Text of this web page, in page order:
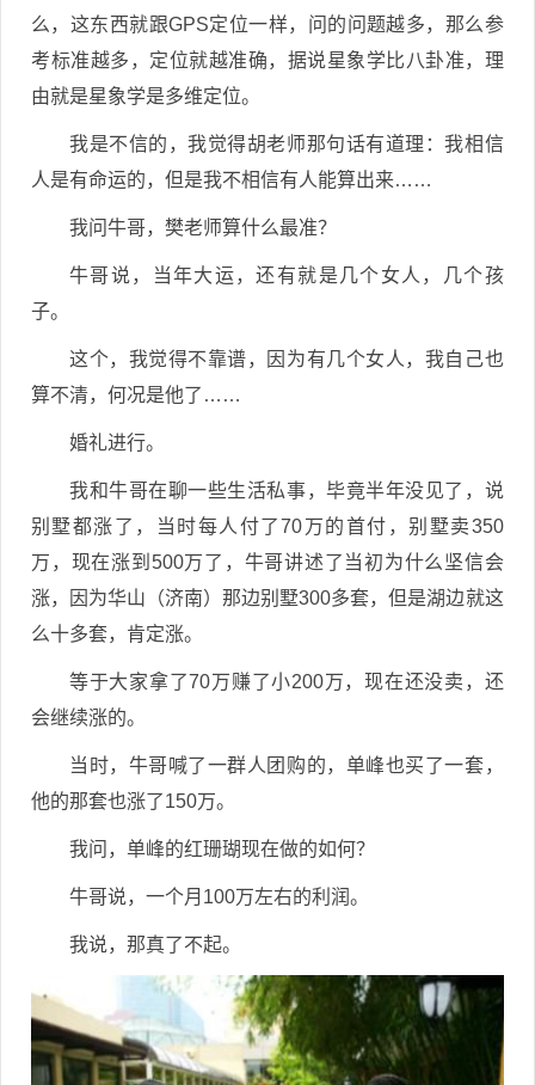
么，这东西就跟GPS定位一样，问的问题越多，那么参
考标准越多，定位就越准确，据说星象学比八卦准，理
由就是星象学是多维定位。
我是不信的，我觉得胡老师那句话有道理：我相信
人是有命运的，但是我不相信有人能算出来……
我问牛哥，樊老师算什么最准？
牛哥说，当年大运，还有就是几个女人，几个孩
子。
这个，我觉得不靠谱，因为有几个女人，我自己也
算不清，何况是他了……
婚礼进行。
我和牛哥在聊一些生活私事，毕竟半年没见了，说
别墅都涨了，当时每人付了70万的首付，别墅卖350
万，现在涨到500万了，牛哥讲述了当初为什么坚信会
涨，因为华山（济南）那边别墅300多套，但是湖边就这
么十多套，肯定涨。
等于大家拿了70万赚了小200万，现在还没卖，还
会继续涨的。
当时，牛哥喊了一群人团购的，单峰也买了一套，
他的那套也涨了150万。
我问，单峰的红珊瑚现在做的如何？
牛哥说，一个月100万左右的利润。
我说，那真了不起。